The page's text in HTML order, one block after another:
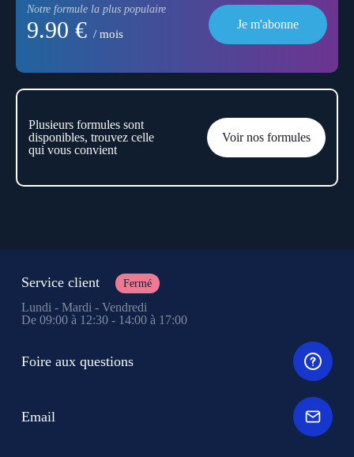
Notre formule la plus populaire
9.90 € / mois
Je m'abonne
Plusieurs formules sont
disponibles, trouvez celle
qui vous convient
Voir nos formules
Service client Fermé
Lundi - Mardi - Vendredi
De 09:00 à 12:30 - 14:00 à 17:00
Foire aux questions
Email